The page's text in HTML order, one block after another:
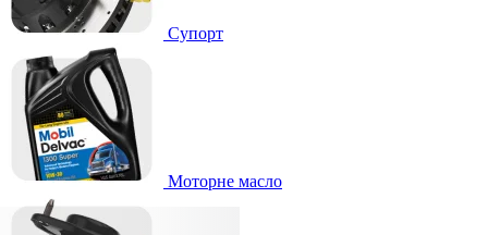
Супорт
Моторне масло